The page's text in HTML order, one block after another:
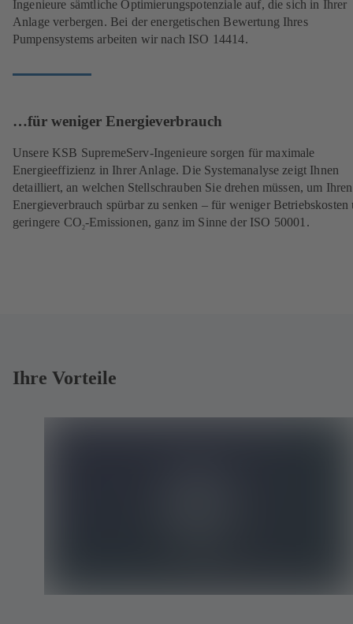
Ingenieure sämtliche Optimierungspotenziale auf, die sich in Ihrer
Anlage verbergen. Bei der energetischen Bewertung Ihres
Pumpensystems arbeiten wir nach ISO 14414.
…für weniger Energieverbrauch
Unsere KSB SupremeServ-Ingenieure sorgen für maximale
Energieeffizienz in Ihrer Anlage. Die Systemanalyse zeigt Ihnen
detailliert, an welchen Stellschrauben Sie drehen müssen, um Ihren
Energieverbrauch spürbar zu senken – für weniger Betriebskosten
geringere CO2-Emissionen, ganz im Sinne der ISO 50001.
Ihre Vorteile